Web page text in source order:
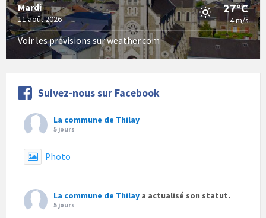
Mardi
11 août 2026
27°C
4 m/s
Voir les prévisions sur weather.com
Suivez-nous sur Facebook
La commune de Thilay
5 jours
Photo
La commune de Thilay a actualisé son statut.
5 jours